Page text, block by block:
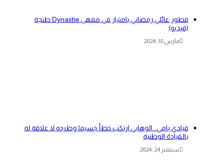
فطور عائلي رمضاني بامتياز في مقهى Dynastie طنجة
(فيديو)
مارس 18, 2024
قيادي بامي.. الوهابي ارتكب خطأ جسيما وطرده لا علاقة له
بالقيادة الوطنية
سبتمبر 24, 2024